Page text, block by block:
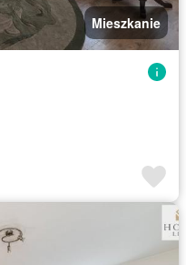
Mieszkanie